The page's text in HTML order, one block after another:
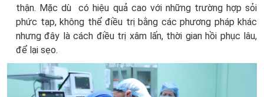
thận. Mặc dù có hiệu quả cao với những trường hợp sỏi
phức tạp, không thể điều trị bằng các phương pháp khác
nhưng đây là cách điều trị xâm lấn, thời gian hồi phục lâu,
để lại sẹo.